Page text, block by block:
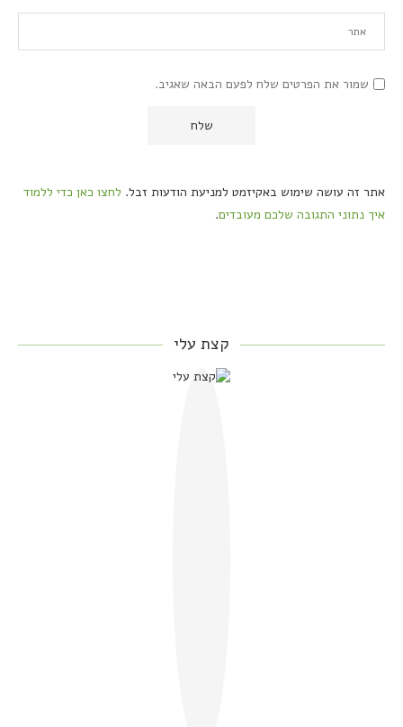
שמור את הפרטים שלח לפעם הבאה שאגיב.
אתר זה עושה שימוש באקיזמט למניעת הודעות זבל. לחצו כאן כדי ללמוד
איך נתוני התגובה שלכם מעובדים.
קצת עלי